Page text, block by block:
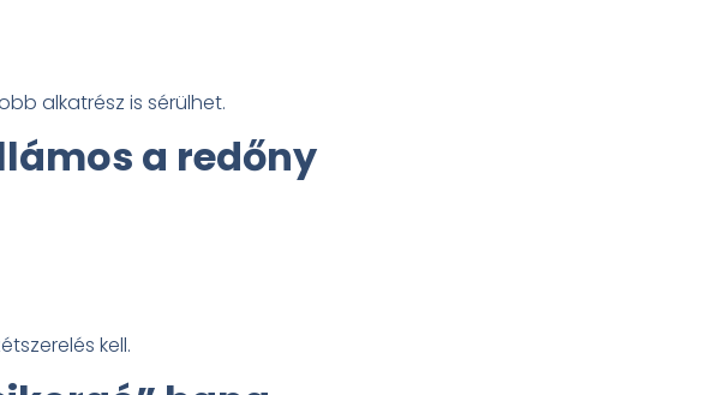
alkatrész is sérülhet.
a redőny
kell.